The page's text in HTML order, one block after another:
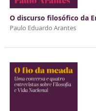
Paulo Eduardo Arantes